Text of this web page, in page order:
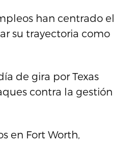
han centrado el
su trayectoria como
de gira por Texas
contra la gestión
en Fort Worth,